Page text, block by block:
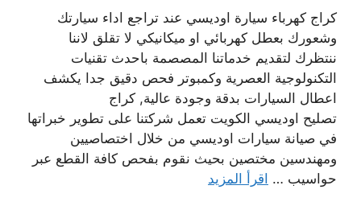
كراج كهرباء سيارة اوديسي عند تراجع اداء سيارتك
وشعورك بعطل كهربائي او ميكانيكي لا تقلق لاننا
ننتظرك لتقديم خدماتنا المصصمة باحدث تقنيات
التكنولوجية العصرية وكمبوتر فحص دقيق جدا يكشف
اعطال السيارات بدقة وجودة عالية, كراج
تصليح اوديسي الكويت تعمل شركتنا على تطوير خبراتها
في صيانة سيارات اوديسي من خلال اختصاصيين
ومهندسين مختصين بحيث نقوم بفحص كافة القطع عبر
حواسيب … اقرأ المزيد